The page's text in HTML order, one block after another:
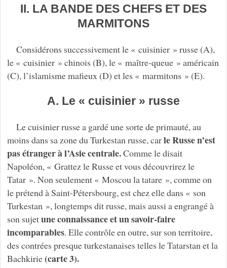
II. LA BANDE DES CHEFS ET DES
MARMITONS
Considérons successivement le « cuisinier » russe (A),
le « cuisinier » chinois (B), le « maître-queue » américain
(C), l’islamisme mafieux (D) et les « marmitons » (E).
A. Le « cuisinier » russe
Le cuisinier russe a gardé une sorte de primauté, au
moins dans sa zone du Turkestan russe, carle Russe n’est
pas étranger à l’Asie centrale.Comme le disait
Napoléon, « Grattez le Russe et vous découvrirez le
Tatar ». Non seulement « Moscou la tatare », comme on
le prétend à Saint-Pétersbourg, est chez elle dans « son
Turkestan », longtemps dit russe, mais aussi a engrangé à
son sujetune connaissance et un savoir-faire
incomparables. Elle contrôle en outre, sur son territoire,
des contrées presque turkestanaises telles le Tatarstan et la
Bachkirie(carte 3).